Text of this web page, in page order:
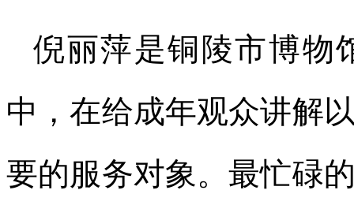
倪丽萍是铜陵市博物
中，在给成年观众讲解
要的服务对象。最忙碌